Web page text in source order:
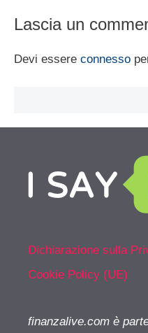
Lascia un
Devi essere connesso
Dichiarazione sulla
Cookie Policy (UE)
finanzalive.com è